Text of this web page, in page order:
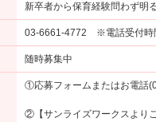
新卒者から保育経験問わず明
03-6661-4772 ※電話受付時
随時募集中
①応募フォームまたはお電話
②【サンライズワークスより